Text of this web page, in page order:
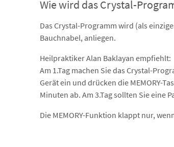
Wie wird das Crystal-
Das Crystal-Programm wird (als
Bauchnabel, anliegen.
Heilpraktiker Alan Baklayan empfiehlt:
Am 1.Tag machen Sie das Crystal-
Gerät ein und drücken die MEMORY-
Minuten ab. Am 3.Tag sollten Sie eine
Die MEMORY-Funktion klappt nur,